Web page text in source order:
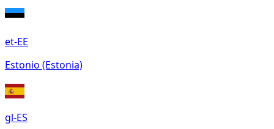
et-EE
Estonio (Estonia)
gl-ES